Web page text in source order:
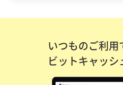
いつものご利用
ビットキャッシ